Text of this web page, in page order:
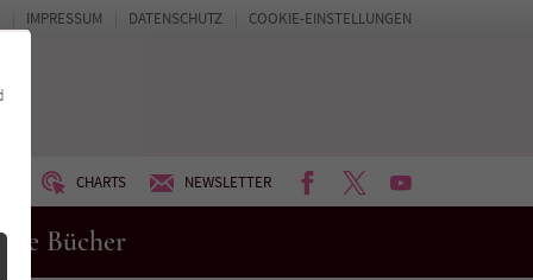
CHARTS NEWSLETTER FACEBOOKTWITTERYOUTUBE
Bücher
IMPRESSUM DATENSCHUTZ COOKIE-EINSTELLUNGEN